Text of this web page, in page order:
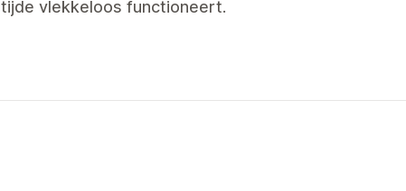
tijde vlekkeloos functioneert.